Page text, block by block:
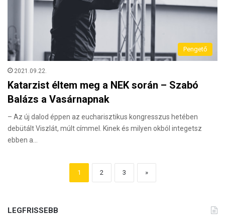
Pengető
2021.09.22.
Katarzist éltem meg a NEK során – Szabó
Balázs a Vasárnapnak
– Az új dalod éppen az eucharisztikus kongresszus hetében
debütált Viszlát, múlt címmel. Kinek és milyen okból integetsz
ebben a…
1 2 3 »
LEGFRISSEBB